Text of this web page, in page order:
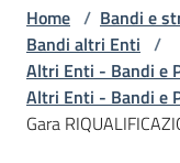
L'Agenzia
Home / Bandi e
Bandi altri Enti /
Altri Enti - Bandi e
Altri Enti - Bandi e
Gara